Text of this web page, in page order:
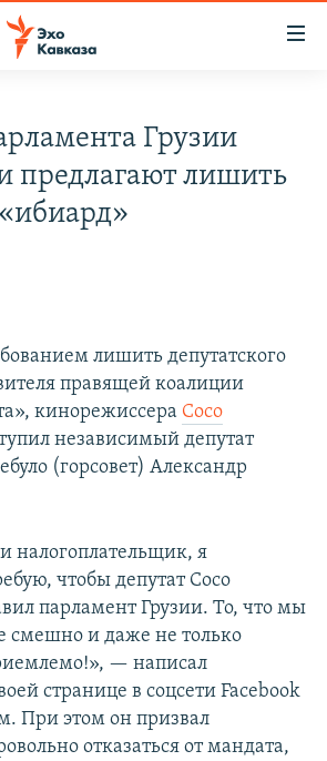
Грузии
предлагают лишить
лишить депутатского
правящей коалиции
кинорежиссера Сосо
независимый депутат
(горсовет) Александр
налогоплательщик, я
чтобы депутат Сосо
парламент Грузии. То, что мы
смешно и даже не только
— написал
странице в соцсети Facebook
При этом он призвал
отказаться от мандата,